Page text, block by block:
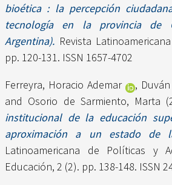
bioética : la percepción
tecnología en la provincia de
Argentina). Revista
pp. 120-131. ISSN 1657-4702
Ferreyra, Horacio Ademar
,
and Osorio de Sarmiento, Marta
institucional de la educación
aproximación a un estado de
Latinoamericana de Políticas y
Educación, 2 (2). pp. 138-148. ISSN